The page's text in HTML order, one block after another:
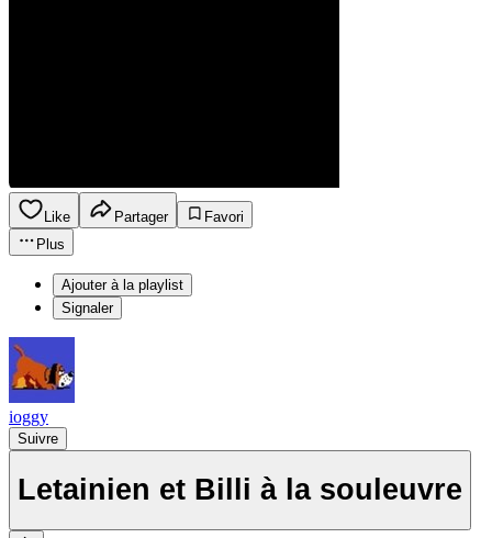
Like Partager
Favori
Plus
Ajouter à la playlist
Signaler
ioggy
Suivre
Letainien et Billi à la souleuvre